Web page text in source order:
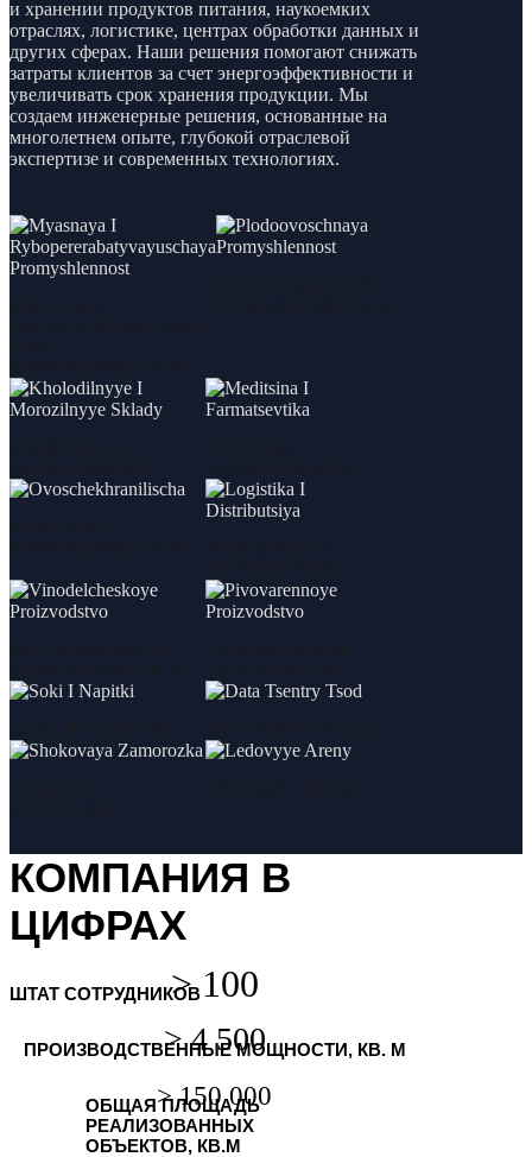
и хранении продуктов питания, наукоемких
отраслях, логистике, центрах обработки данных и
других сферах. Наши решения помогают снижать
затраты клиентов за счет энергоэффективности и
увеличивать срок хранения продукции. Мы
создаем инженерные решения, основанные на
многолетнем опыте, глубокой отраслевой
экспертизе и современных технологиях.
КОМПАНИЯ В
ЦИФРАХ
ШТАТ СОТРУДНИКОВ
ПРОИЗВОДСТВЕННЫЕ МОЩНОСТИ, КВ. М
ОБЩАЯ ПЛОЩАДЬ
РЕАЛИЗОВАННЫХ
ОБЪЕКТОВ, КВ.М